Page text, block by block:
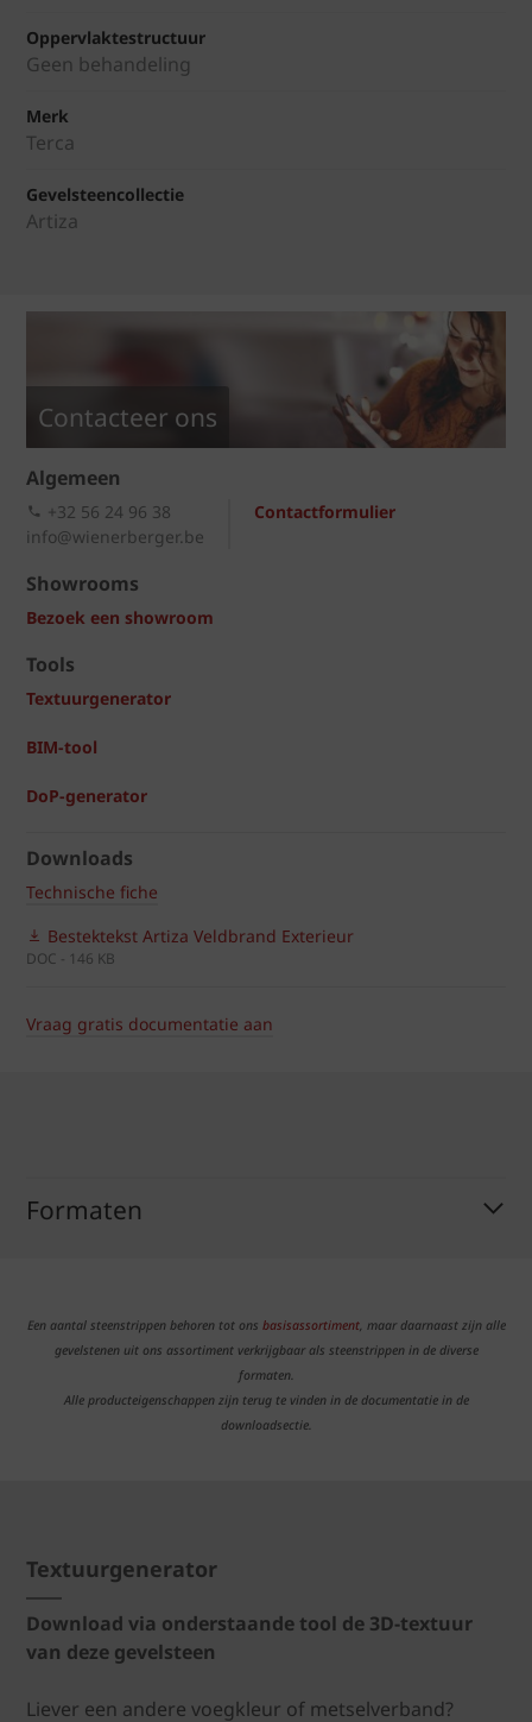
Oppervlaktestructuur
Geen behandeling
Merk
Terca
Gevelsteencollectie
Artiza
Contacteer ons
Algemeen
Contactformulier
+32 56 24 96 38
info@wienerberger.be
Showrooms
Bezoek een showroom
Tools
Textuurgenerator
BIM-tool
DoP-generator
Downloads
Technische fiche
Bestektekst Artiza Veldbrand Exterieur
DOC - 146 KB
Vraag gratis documentatie aan
Formaten
Een aantal steenstrippen behoren tot ons basisassortiment, maar daarnaast zijn alle
gevelstenen uit ons assortiment verkrijgbaar als steenstrippen in de diverse
formaten.
Alle producteigenschappen zijn terug te vinden in de documentatie in de
downloadsectie.
Textuurgenerator
Download via onderstaande tool de 3D-textuur
van deze gevelsteen
Liever een andere voegkleur of metselverband?